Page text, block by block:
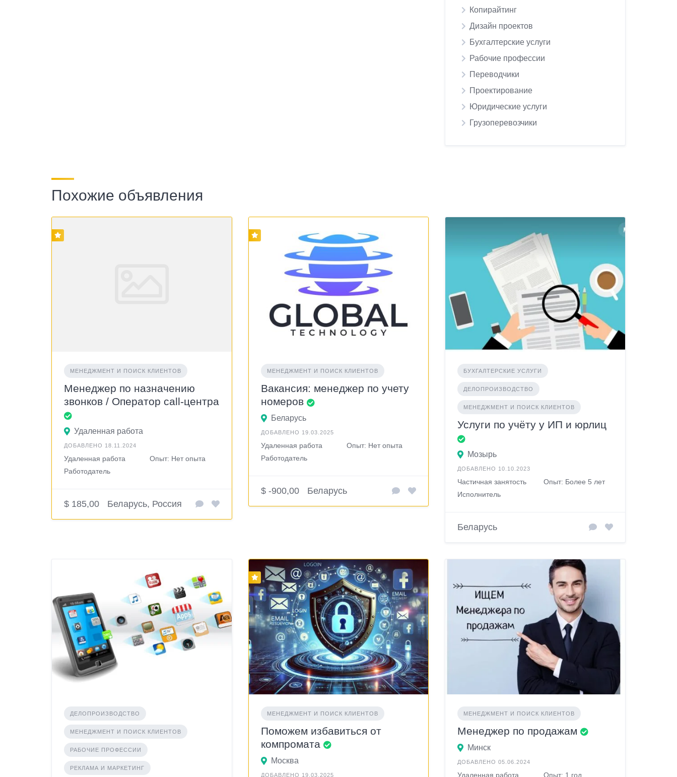
Копирайтинг
Дизайн проектов
Бухгалтерские услуги
Рабочие профессии
Переводчики
Проектирование
Юридические услуги
Грузоперевозчики
Похожие объявления
МЕНЕДЖМЕНТ И ПОИСК КЛИЕНТОВ
Менеджер по назначению
звонков / Оператор call-центра
Удаленная работа
ДОБАВЛЕНО 18.11.2024
Удаленная работа
Опыт: Нет опыта
Работодатель
$ 185,00 Беларусь, Россия
МЕНЕДЖМЕНТ И ПОИСК КЛИЕНТОВ
Вакансия: менеджер по учету
номеров
Беларусь
ДОБАВЛЕНО 19.03.2025
Удаленная работа
Опыт: Нет опыта
Работодатель
$ -900,00 Беларусь
БУХГАЛТЕРСКИЕ УСЛУГИ
ДЕЛОПРОИЗВОДСТВО
МЕНЕДЖМЕНТ И ПОИСК КЛИЕНТОВ
Услуги по учёту у ИП и юрлиц
Мозырь
ДОБАВЛЕНО 10.10.2023
Частичная занятость
Опыт: Более 5 лет
Исполнитель
Беларусь
ДЕЛОПРОИЗВОДСТВО
МЕНЕДЖМЕНТ И ПОИСК КЛИЕНТОВ
РАБОЧИЕ ПРОФЕССИИ
РЕКЛАМА И МАРКЕТИНГ
МЕНЕДЖМЕНТ И ПОИСК КЛИЕНТОВ
Поможем избавиться от
компромата
Москва
ДОБАВЛЕНО 19.03.2025
МЕНЕДЖМЕНТ И ПОИСК КЛИЕНТОВ
Менеджер по продажам
Минск
ДОБАВЛЕНО 05.06.2024
Удаленная работа Опыт: 1 год